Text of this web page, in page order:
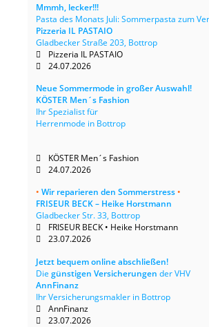
Mmmh, lecker!!!
Pasta des Monats Juli: Sommerpasta zum
Pizzeria IL PASTAIO
Gladbecker Straße 203, Bottrop
Pizzeria IL PASTAIO
24.07.2026
Neue Sommermode in großer Auswahl!
KÖSTER Men´s Fashion
Ihr Spezialist für
Herrenmode in Bottrop
KÖSTER Men´s Fashion
24.07.2026
• Wir reparieren den Sommerstress•
FRISEUR BECK – Heike Horstmann
Gladbecker Str. 33, Bottrop
FRISEUR BECK • Heike Horstmann
23.07.2026
Jetzt bequem online abschließen!
Die günstigen Versicherungen der VHV
AnnFinanz
Ihr Versicherungsmakler in Bottrop
AnnFinanz
23.07.2026